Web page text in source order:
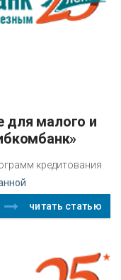
кредитования
читать статью